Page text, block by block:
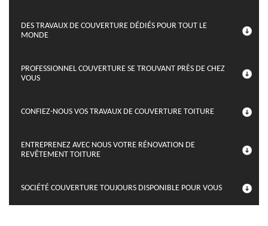
DES TRAVAUX DE COUVERTURE DÉDIÉS POUR TOUT LE
MONDE
PROFESSIONNEL COUVERTURE SE TROUVANT PRÈS DE CHEZ
VOUS
CONFIEZ-NOUS VOS TRAVAUX DE COUVERTURE TOITURE
ENTREPRENEZ AVEC NOUS VOTRE RÉNOVATION DE
REVÊTEMENT TOITURE
SOCIÉTÉ COUVERTURE TOUJOURS DISPONIBLE POUR VOUS